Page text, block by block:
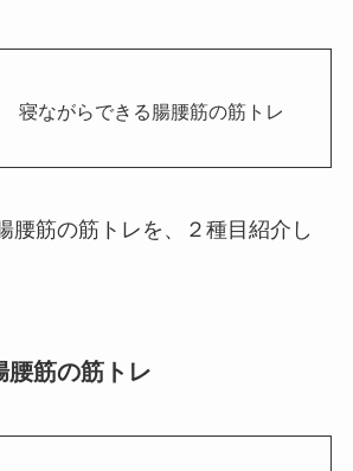
寝ながらできる腸腰筋の筋トレ
腰筋の筋トレを、２種目紹介し
腰筋の筋トレ